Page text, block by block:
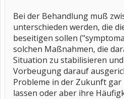
Bei der Behandlung muß
unterschieden werden, die
beseitigen sollen
solchen Maßnahmen, die
Situation zu stabilisieren
Vorbeugung darauf
Probleme in der Zukunft
lassen oder aber ihre